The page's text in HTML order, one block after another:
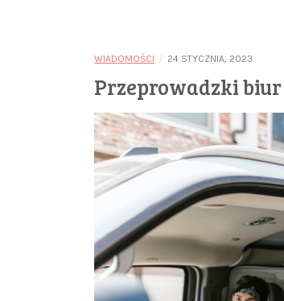
WIADOMOŚCI / 24 STYCZNIA, 2023
Przeprowadzki biur